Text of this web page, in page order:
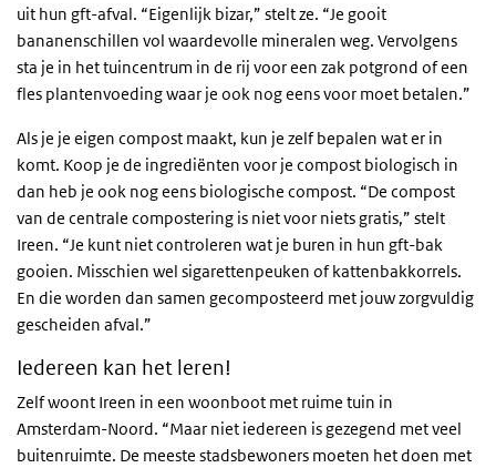
uit hun gft-afval. “Eigenlijk bizar,” stelt ze. “Je gooit
bananenschillen vol waardevolle mineralen weg. Vervolgens
sta je in het tuincentrum in de rij voor een zak potgrond of een
fles plantenvoeding waar je ook nog eens voor moet betalen.”
Als je je eigen compost maakt, kun je zelf bepalen wat er in
komt. Koop je de ingrediënten voor je compost biologisch in
dan heb je ook nog eens biologische compost. “De compost
van de centrale compostering is niet voor niets gratis,” stelt
Ireen. “Je kunt niet controleren wat je buren in hun gft-bak
gooien. Misschien wel sigarettenpeuken of kattenbakkorrels.
En die worden dan samen gecomposteerd met jouw zorgvuldig
gescheiden afval.”
Iedereen kan het leren!
Zelf woont Ireen in een woonboot met ruime tuin in
Amsterdam-Noord. “Maar niet iedereen is gezegend met veel
buitenruimte. De meeste stadsbewoners moeten het doen met